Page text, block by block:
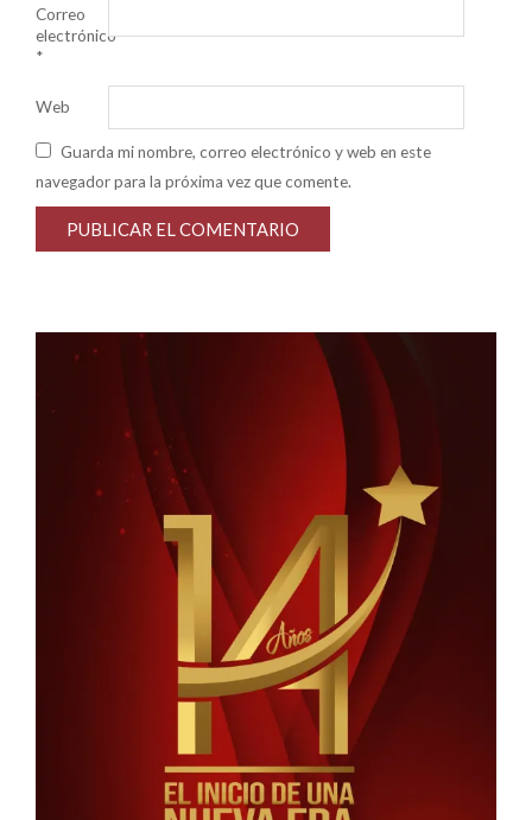
Correo
electrónico
*
Web
Guarda mi nombre, correo electrónico y web en este
navegador para la próxima vez que comente.